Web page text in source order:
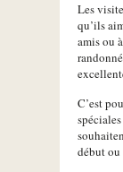
Les
qu’ils
amis ou
C’est
début ou